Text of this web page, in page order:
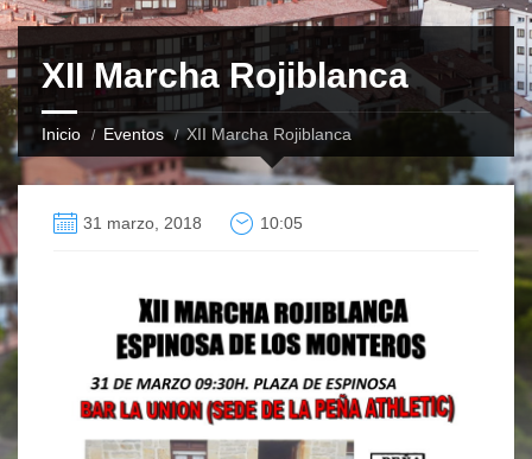
XII Marcha Rojiblanca
Inicio Eventos XII Marcha Rojiblanca
31 marzo, 2018 10:05